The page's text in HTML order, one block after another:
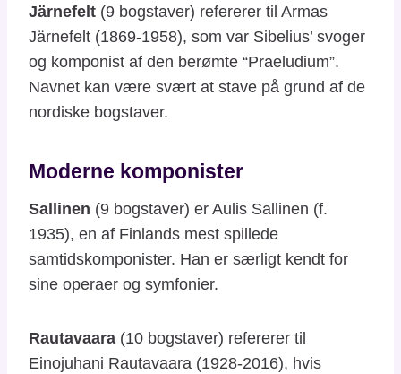
Järnefelt (9 bogstaver) refererer til Armas
Järnefelt (1869-1958), som var Sibelius’ svoger
og komponist af den berømte “Praeludium”.
Navnet kan være svært at stave på grund af de
nordiske bogstaver.
Moderne komponister
Sallinen (9 bogstaver) er Aulis Sallinen (f.
1935), en af Finlands mest spillede
samtidskomponister. Han er særligt kendt for
sine operaer og symfonier.
Rautavaara (10 bogstaver) refererer til
Einojuhani Rautavaara (1928-2016), hvis